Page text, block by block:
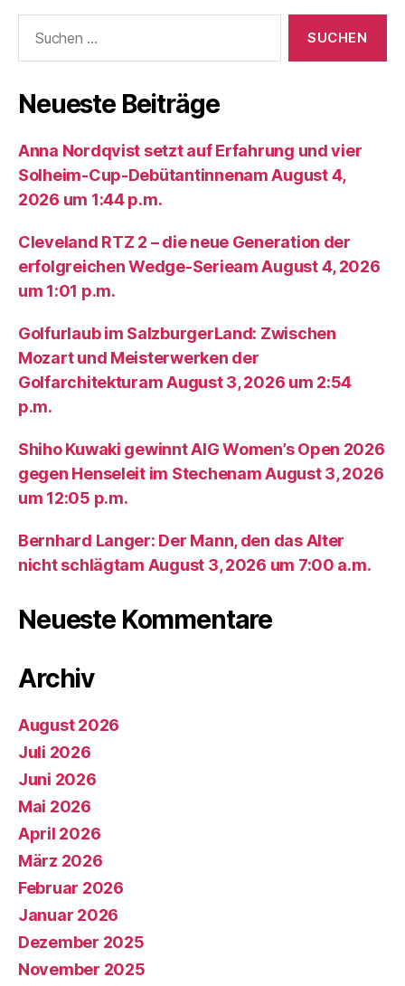
nach:
Neueste Beiträge
Anna Nordqvist setzt auf Erfahrung und vier
Solheim-Cup-Debütantinnenam August 4,
2026 um 1:44 p.m.
Cleveland RTZ 2 – die neue Generation der
erfolgreichen Wedge-Serieam August 4, 2026
um 1:01 p.m.
Golfurlaub im SalzburgerLand: Zwischen
Mozart und Meisterwerken der
Golfarchitekturam August 3, 2026 um 2:54
p.m.
Shiho Kuwaki gewinnt AIG Women’s Open 2026
gegen Henseleit im Stechenam August 3, 2026
um 12:05 p.m.
Bernhard Langer: Der Mann, den das Alter
nicht schlägtam August 3, 2026 um 7:00 a.m.
Neueste Kommentare
Archiv
August 2026
Juli 2026
Juni 2026
Mai 2026
April 2026
März 2026
Februar 2026
Januar 2026
Dezember 2025
November 2025